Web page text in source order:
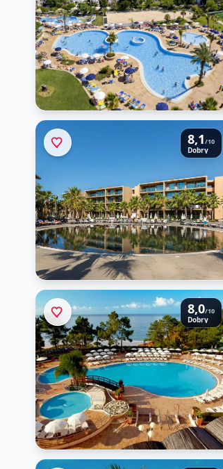
8,1/10
Dobry
8,0/10
Dobry